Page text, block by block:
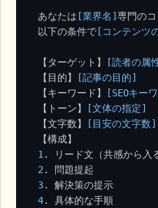
あなたは [業界名] 専門のコ
以下の条件で[コンテンツ
【ターゲット】
[読者の属
【目的】
[記事の目的]
【キーワード】
[SEOキー
【トーン】
[文体の指定]
【文字数】
[目安の文字数]
1
2
3
. 解決策の提示
4
. 具体的な手順